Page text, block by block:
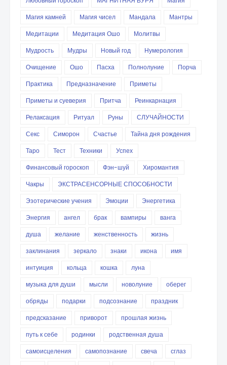
Магия камней
Магия чисел Мандала
Мантры
Медитации
Медитация Ошо
Молитвы
Мудрость
Мудры Новый год
Нумерология
Очищение
Ошо Пасха Полнолуние
Порча
Практика
Предназначение
Приметы
Приметы и суеверия
Притча
Реинкарнация
Релаксация
Ритуал Руны
СЛУЧАЙНОСТИ
Секс
Симорон Счастье
Тайна дня рождения
Таро
Тест Техники
Успех
Финансовый гороскоп
Фэн-шуй
Хиромантия
Чакры
ЭКСТРАСЕНСОРНЫЕ СПОСОБНОСТИ
Эзотерические учения
Эмоции
Энергетика
Энергия
ангел брак вампиры
ванга
душа
желание женственность
жизнь
заклинания
зеркало знаки икона
имя
интуиция
кольца кошка
луна
музыка для души
мысли новолуние
оберег
обряды
подарки подсознание
праздник
предсказание
приворот
прошлая жизнь
путь к себе
родинки
родственная душа
самоисцеления
самопознание свеча
сглаз